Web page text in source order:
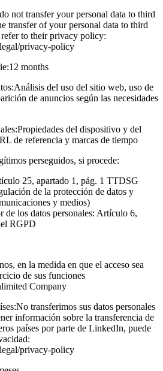
not transfer your personal data to third
transfer of your personal data to third
to their privacy policy:
privacy-policy
12 months
Análisis del uso del sitio web, uso de
de anuncios según las necesidades
Propiedades del dispositivo y del
de referencia y marcas de tiempo
perseguidos, si procede:
25, apartado 1, pág. 1 TTDSG
de la protección de datos y
y medios)
de los datos personales: Artículo 6,
RGPD
en la medida en que el acceso sea
de sus funciones
Company
No transferimos sus datos personales
información sobre la transferencia de
países por parte de LinkedIn, puede
privacy-policy